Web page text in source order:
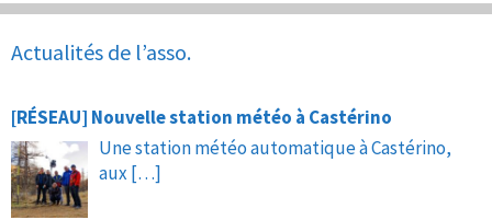
Actualités de l’asso.
[RÉSEAU] Nouvelle station météo à Castérino
Une station météo automatique à Castérino,
aux […]